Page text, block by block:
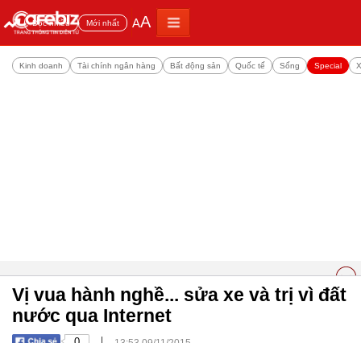
Đọc nhiều Mới nhất AA
Kinh doanh Tài chính ngân hàng Bất động sản Quốc tế Sống Special
Vị vua hành nghề... sửa xe và trị vì đất
nước qua Internet